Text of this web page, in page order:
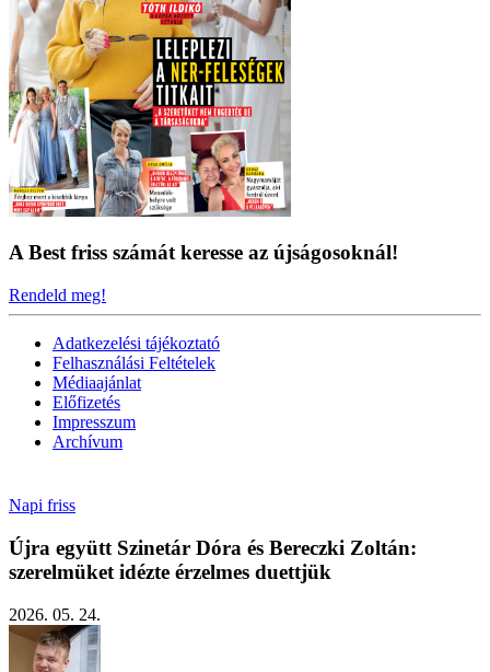
A Best friss számát keresse az újságosoknál!
Rendeld meg!
Adatkezelési tájékoztató
Felhasználási Feltételek
Médiaajánlat
Előfizetés
Impresszum
Archívum
Napi friss
Újra együtt Szinetár Dóra és Bereczki Zoltán:
szerelmüket idézte érzelmes duettjük
2026. 05. 24.